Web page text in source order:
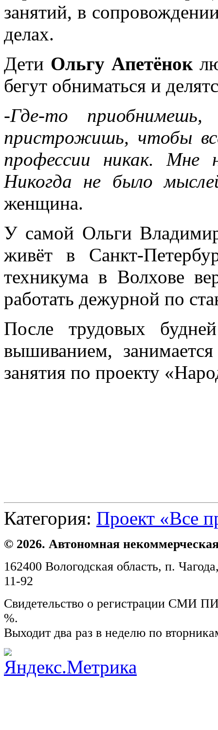
занятий, в
делах.
Дети Ольгу Апетёнок
бегут обниматься и
-Где-то
пристрожишь, чтобы
профессии никак. Мне
Никогда не было
женщина.
У самой Ольги
живёт в Санкт-
техникума в Волхове
работать дежурной по
После трудовых
вышиванием,
занятия по проекту
Категория: Проект «Все
© 2026. Автономная
162400 Вологодская область, п.
11-92
Свидетельство о регистрации СМИ
%.
Выходит два раз в неделю по